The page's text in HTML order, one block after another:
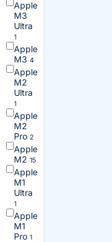
Apple
M3
Ultra
1
Apple
M3 4
Apple
M2
Ultra
1
Apple
M2
Pro 2
Apple
M2 15
Apple
M1
Ultra
1
Apple
M1
Pro 1